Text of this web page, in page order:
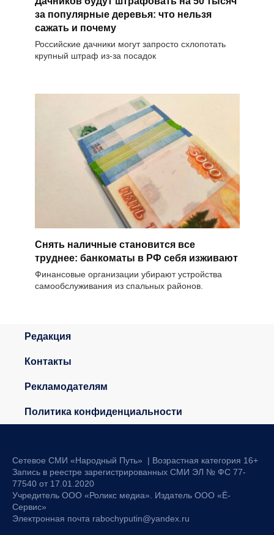
за популярные деревья: что нельзя
сажать и почему
Российские дачники могут запросто схлопотать
крупный штраф из-за посадок
Снять наличные становится все
труднее: банкоматы в РФ себя изживают
Финансовые организации убирают устройства
самообслуживания из спальных районов.
Редакция
Контакты
Рекламодателям
Политика конфиденциальности
Сетевое СМИ «Народный Путь» | Возрастная категория 16+
Запись в реестре зарегистрированных СМИ ЭЛ № ФС 77-
77540 от 17.01.2020
Учредитель ООО «Роликс медиа». Издатель ООО «Ё-
Сервис»
Электронная почта rabochyputin@yandex.ru